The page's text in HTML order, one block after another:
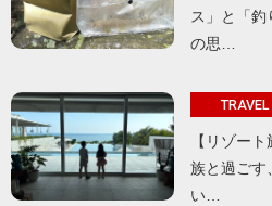
ス」と「釣
の思…
TRAVEL
【リゾー
族と過ごす
い…